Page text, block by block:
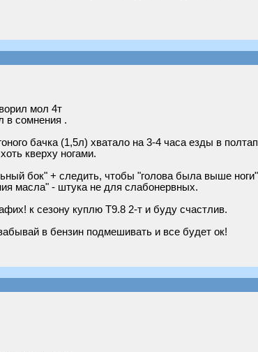
мол 4т
в сомнения .
бачка (1,5л) хватало на 3-4 часа езды в
кверху ногами.
бок" + следить, чтобы "голова была выше
масла" - штука не для слабонервных.
к сезону куплю T9.8 2-т и буду счастлив.
в бензин подмешивать и все будет ок!